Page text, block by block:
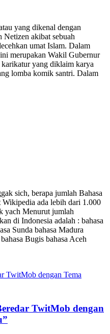
yang dikenal dengan
Netizen akibat sebuah
umat Islam. Dalam
merupakan Wakil Gubernur
yang diklaim karya
lomba komik santri. Dalam
sich, berapa jumlah Bahasa
ada lebih dari 1.000
yach Menurut jumlah
di Indonesia adalah : bahasa
Sunda bahasa Madura
Bugis bahasa Aceh
TwitMob dengan